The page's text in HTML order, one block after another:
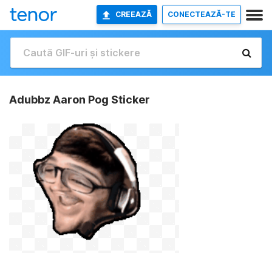
CREEAZĂ CONECTEAZĂ-TE
Adubbz Aaron Pog Sticker